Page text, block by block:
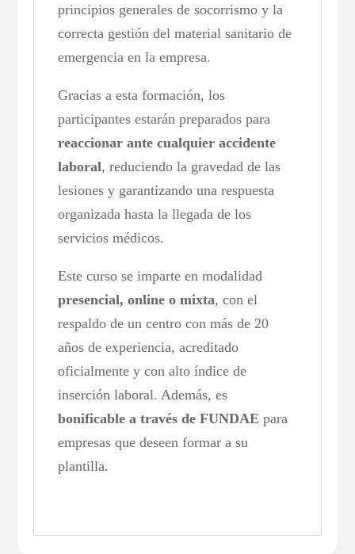
principios generales de socorrismo y la
correcta gestión del material sanitario de
emergencia en la empresa.
Gracias a esta formación, los
participantes estarán preparados para
reaccionar ante cualquier accidente
laboral, reduciendo la gravedad de las
lesiones y garantizando una respuesta
organizada hasta la llegada de los
servicios médicos.
Este curso se imparte en modalidad
presencial, online o mixta, con el
respaldo de un centro con más de 20
años de experiencia, acreditado
oficialmente y con alto índice de
inserción laboral. Además, es
bonificable a través de FUNDAE para
empresas que deseen formar a su
plantilla.